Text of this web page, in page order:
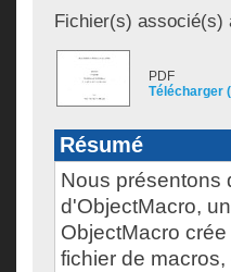
Fichier(s) associé(s)
PDF
Télécharger
Résumé
Nous présentons
d'ObjectMacro,
ObjectMacro
fichier de